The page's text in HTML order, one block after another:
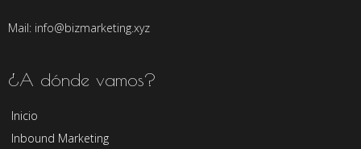
Mail: info@bizmarketing.xyz
¿A dónde vamos?
Inicio
Inbound Marketing